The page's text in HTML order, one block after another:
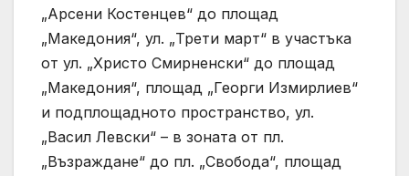
„Арсени Костенцев“ до площад
„Македония“, ул. „Трети март“ в участъка
от ул. „Христо Смирненски“ до площад
„Македония“, площад „Георги Измирлиев“
и подплощадното пространство, ул.
„Васил Левски“ – в зоната от пл.
„Възраждане“ до пл. „Свобода“, площад